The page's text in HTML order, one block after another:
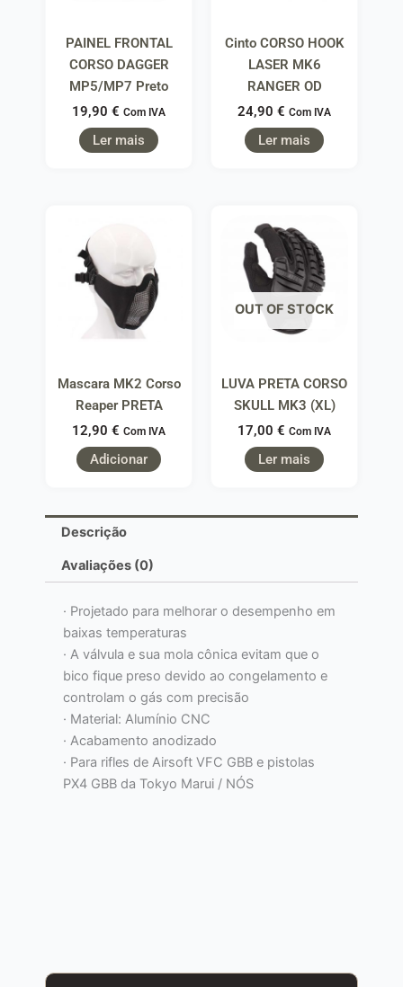
PAINEL FRONTAL
CORSO DAGGER
MP5/MP7 Preto
19,90 € Com IVA
Ler mais
Cinto CORSO HOOK
LASER MK6
RANGER OD
24,90 € Com IVA
Ler mais
Mascara MK2 Corso
Reaper PRETA
12,90 € Com IVA
Adicionar
OUT OF STOCK
LUVA PRETA CORSO
SKULL MK3 (XL)
17,00 € Com IVA
Ler mais
Descrição
Avaliações (0)
· Projetado para melhorar o desempenho em
baixas temperaturas
· A válvula e sua mola cônica evitam que o
bico fique preso devido ao congelamento e
controlam o gás com precisão
· Material: Alumínio CNC
· Acabamento anodizado
· Para rifles de Airsoft VFC GBB e pistolas
PX4 GBB da Tokyo Marui / NÓS